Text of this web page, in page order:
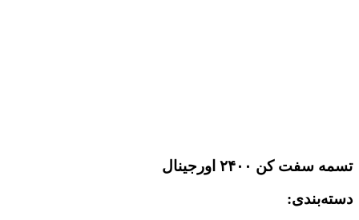
تسمه سفت کن ۲۴۰۰ اورجینال
دسته‌بندی: